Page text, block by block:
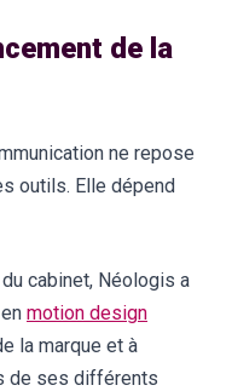
de la
ne repose
outils. Elle dépend
cabinet, Néologis a
motion design
la marque et à
de ses différents